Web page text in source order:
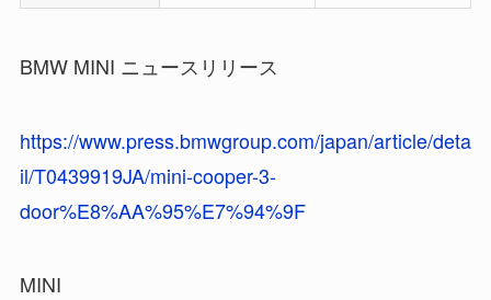
BMW MINI ニュースリリース
https://www.press.bmwgroup.com/japan/article/deta
il/T0439919JA/mini-cooper-3-
door%E8%AA%95%E7%94%9F
MINI